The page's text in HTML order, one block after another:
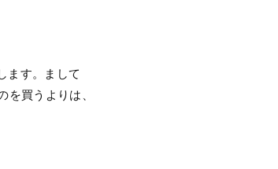
ます。まして
買うよりは、